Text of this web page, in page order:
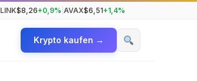
LINK$8,26+0,9% AVAX$6,51+1,4%
Krypto kaufen →